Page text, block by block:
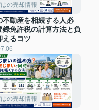
はの売却情報
不動産を相続する人必
録免許税の計算方法と負
えるコツ
はの売却情報